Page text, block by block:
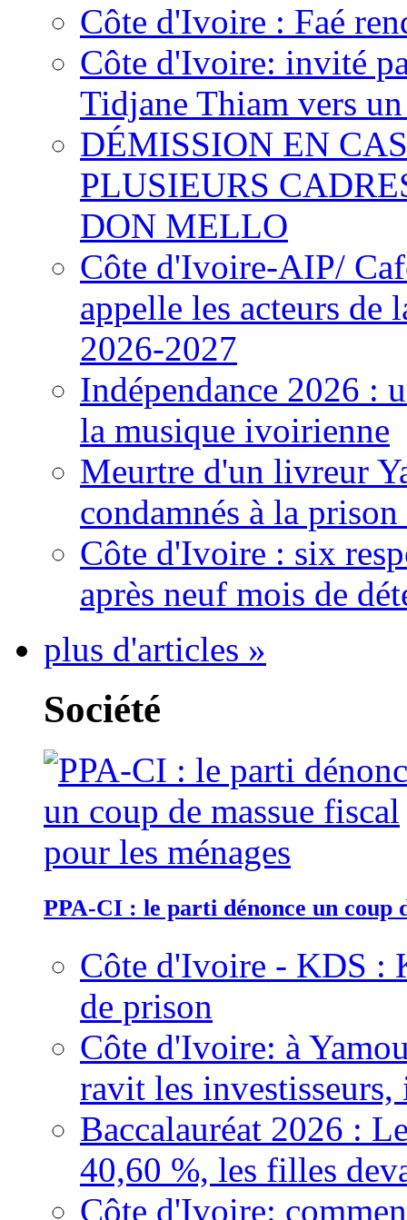
Côte d'Ivoire : Faé
Côte d'Ivoire: invité
Tidjane Thiam vers
DÉMISSION EN
PLUSIEURS
DON MELLO
Côte d'Ivoire-AIP/
appelle les acteurs de
2026-2027
Indépendance 2026 :
la musique ivoirienne
Meurtre d'un livreur
condamnés à la
Côte d'Ivoire : six
après neuf mois de
plus d'articles »
Société
PPA-CI : le parti dénonce un coup
Côte d'Ivoire - KDS :
de prison
Côte d'Ivoire: à
ravit les
Baccalauréat 2026 :
40,60 %, les filles
Côte d'Ivoire: